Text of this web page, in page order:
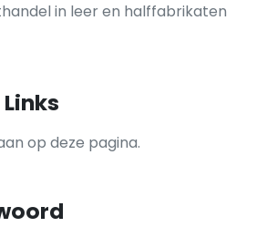
in leer en halffabrikaten
op deze pagina.